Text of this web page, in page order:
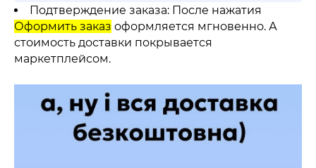
Подтверждение заказа: После нажатия
Оформить заказ оформляется мгновенно. А
стоимость доставки покрывается
маркетплейсом.